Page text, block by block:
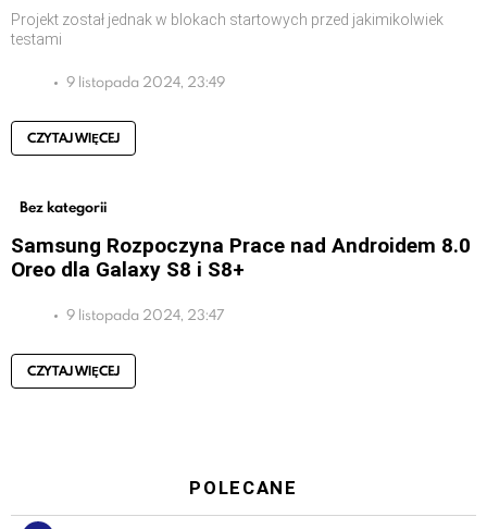
Projekt został jednak w blokach startowych przed jakimikolwiek
testami
9 listopada 2024, 23:49
CZYTAJ WIĘCEJ
Bez kategorii
Samsung Rozpoczyna Prace nad Androidem 8.0
Oreo dla Galaxy S8 i S8+
9 listopada 2024, 23:47
CZYTAJ WIĘCEJ
POLECANE